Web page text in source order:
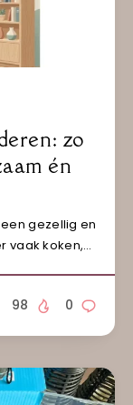
zo
én
gezellig en
vaak koken,…
0
98